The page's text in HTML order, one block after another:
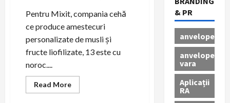
Pentru Mixit, compania cehă
ce produce amestecuri
personalizate de musli și
fructe liofilizate, 13 este cu
noroc....
Read MoreRead
more
& PR
anvelope
anvelope
vara
Aplicații
RA